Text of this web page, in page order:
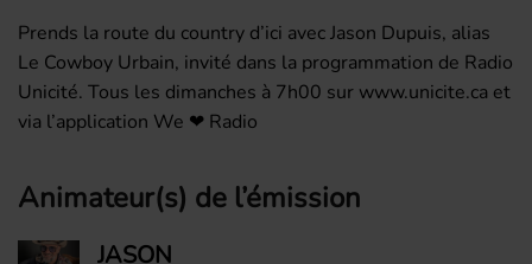
Prends la route du country d’ici avec Jason Dupuis, alias
Le Cowboy Urbain, invité dans la programmation de Radio
Unicité. Tous les dimanches à 7h00 sur www.unicite.ca et
via l’application We ❤ Radio
Animateur(s) de l’émission
JASON